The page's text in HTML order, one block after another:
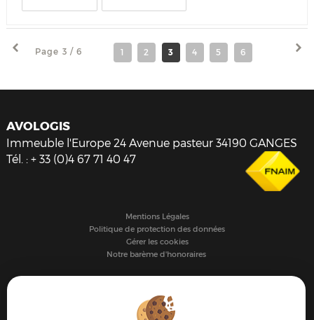
Page 3 / 6 1 2 3 4 5 6
AVOLOGIS
Immeuble l'Europe 24 Avenue pasteur 34190 GANGES
Tél. : + 33 (0)4 67 71 40 47
Mentions Légales
Politique de protection des données
Gérer les cookies
Notre barème d'honoraires